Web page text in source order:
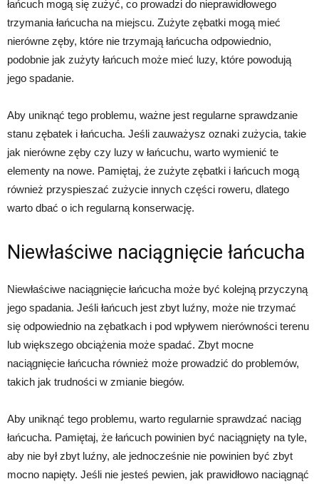
łańcuch mogą się zużyć, co prowadzi do nieprawidłowego
trzymania łańcucha na miejscu. Zużyte zębatki mogą mieć
nierówne zęby, które nie trzymają łańcucha odpowiednio,
podobnie jak zużyty łańcuch może mieć luzy, które powodują
jego spadanie.
Aby uniknąć tego problemu, ważne jest regularne sprawdzanie
stanu zębatek i łańcucha. Jeśli zauważysz oznaki zużycia, takie
jak nierówne zęby czy luzy w łańcuchu, warto wymienić te
elementy na nowe. Pamiętaj, że zużyte zębatki i łańcuch mogą
również przyspieszać zużycie innych części roweru, dlatego
warto dbać o ich regularną konserwację.
Niewłaściwe naciągnięcie łańcucha
Niewłaściwe naciągnięcie łańcucha może być kolejną przyczyną
jego spadania. Jeśli łańcuch jest zbyt luźny, może nie trzymać
się odpowiednio na zębatkach i pod wpływem nierówności terenu
lub większego obciążenia może spadać. Zbyt mocne
naciągnięcie łańcucha również może prowadzić do problemów,
takich jak trudności w zmianie biegów.
Aby uniknąć tego problemu, warto regularnie sprawdzać naciąg
łańcucha. Pamiętaj, że łańcuch powinien być naciągnięty na tyle,
aby nie był zbyt luźny, ale jednocześnie nie powinien być zbyt
mocno napięty. Jeśli nie jesteś pewien, jak prawidłowo naciągnąć